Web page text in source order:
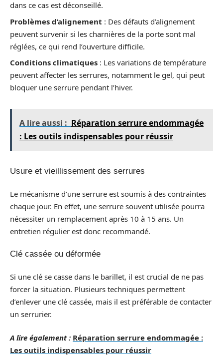
dans ce cas est déconseillé.
Problèmes d’alignement : Des défauts d’alignement
peuvent survenir si les charnières de la porte sont mal
réglées, ce qui rend l’ouverture difficile.
Conditions climatiques : Les variations de température
peuvent affecter les serrures, notamment le gel, qui peut
bloquer une serrure pendant l’hiver.
A lire aussi : Réparation serrure endommagée
: Les outils indispensables pour réussir
Usure et vieillissement des serrures
Le mécanisme d’une serrure est soumis à des contraintes
chaque jour. En effet, une serrure souvent utilisée pourra
nécessiter un remplacement après 10 à 15 ans. Un
entretien régulier est donc recommandé.
Clé cassée ou déformée
Si une clé se casse dans le barillet, il est crucial de ne pas
forcer la situation. Plusieurs techniques permettent
d’enlever une clé cassée, mais il est préférable de contacter
un serrurier.
A lire également : Réparation serrure endommagée :
Les outils indispensables pour réussir